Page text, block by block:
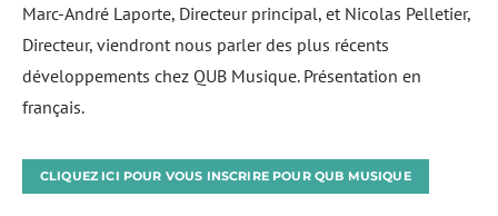
Marc-André Laporte, Directeur principal, et Nicolas Pelletier,
Directeur, viendront nous parler des plus récents
développements chez QUB Musique. Présentation en
français.
CLIQUEZ ICI POUR VOUS INSCRIRE POUR QUB MUSIQUE